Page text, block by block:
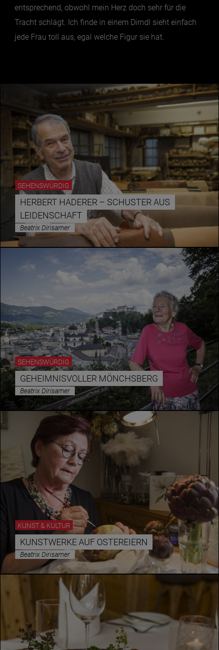
entsprechend, obwohl mein Herz doch sehr für die
Tracht schlägt. Ich finde in einem Dirndl sieht einfach
jede Frau toll aus, egal welche Figur sie hat.
SEHENSWÜRDIG
HERBERT HADERER – SCHUSTER AUS
LEIDENSCHAFT
Beatrix Dirisamer
SEHENSWÜRDIG
GEHEIMNISVOLLER MÖNCHSBERG
Beatrix Dirisamer
KUNST & KULTUR
KUNSTWERKE AUF OSTEREIERN
Beatrix Dirisamer